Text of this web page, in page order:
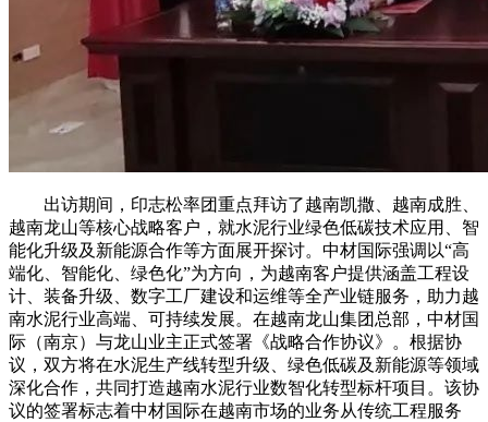
出访期间，印志松率团重点拜访了越南凯撒、越南成胜、
越南龙山等核心战略客户，就水泥行业绿色低碳技术应用、智
能化升级及新能源合作等方面展开探讨。中材国际强调以“高
端化、智能化、绿色化”为方向，为越南客户提供涵盖工程设
计、装备升级、数字工厂建设和运维等全产业链服务，助力越
南水泥行业高端、可持续发展。在越南龙山集团总部，中材国
际（南京）与龙山业主正式签署《战略合作协议》。根据协
议，双方将在水泥生产线转型升级、绿色低碳及新能源等领域
深化合作，共同打造越南水泥行业数智化转型标杆项目。该协
议的签署标志着中材国际在越南市场的业务从传统工程服务